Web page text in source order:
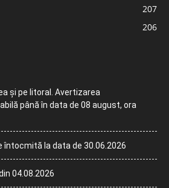
207
206
și pe litoral. Avertizarea
până în data de 08 august, ora
la data de 30.06.2026
04.08.2026